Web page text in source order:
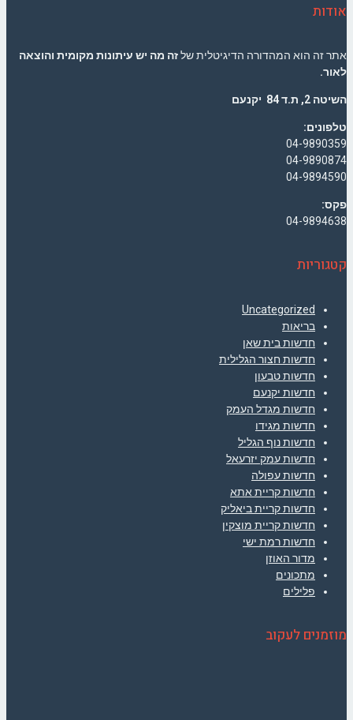
אודות
אתר זה הוא המהדורה הדיגיטלית שלזה מה יש עיתונות מקומית והוצאה
לאור.
השיטה 2, ת.ד 84 יקנעם
טלפונים:
04-9890359
04-9890874
04-9894590
פקס:
04-9894638
קטגוריות
Uncategorized
בריאות
חדשות בית שאן
חדשות חצור הגלילית
חדשות טבעון
חדשות יקנעם
חדשות מגדל העמק
חדשות מגידו
חדשות נוף הגליל
חדשות עמק יזרעאל
חדשות עפולה
חדשות קריית אתא
חדשות קריית ביאליק
חדשות קריית מוצקין
חדשות רמת ישי
מדור האוזן
מתכונים
פלילים
מוזמנים לעקוב